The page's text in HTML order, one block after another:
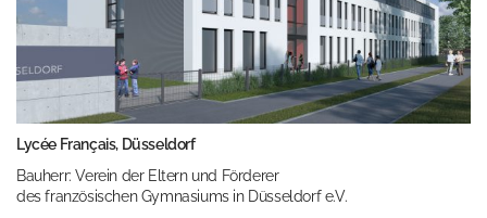
Lycée Français, Düsseldorf
Bauherr: Verein der Eltern und Förderer
des französischen Gymnasiums in Düsseldorf e.V.